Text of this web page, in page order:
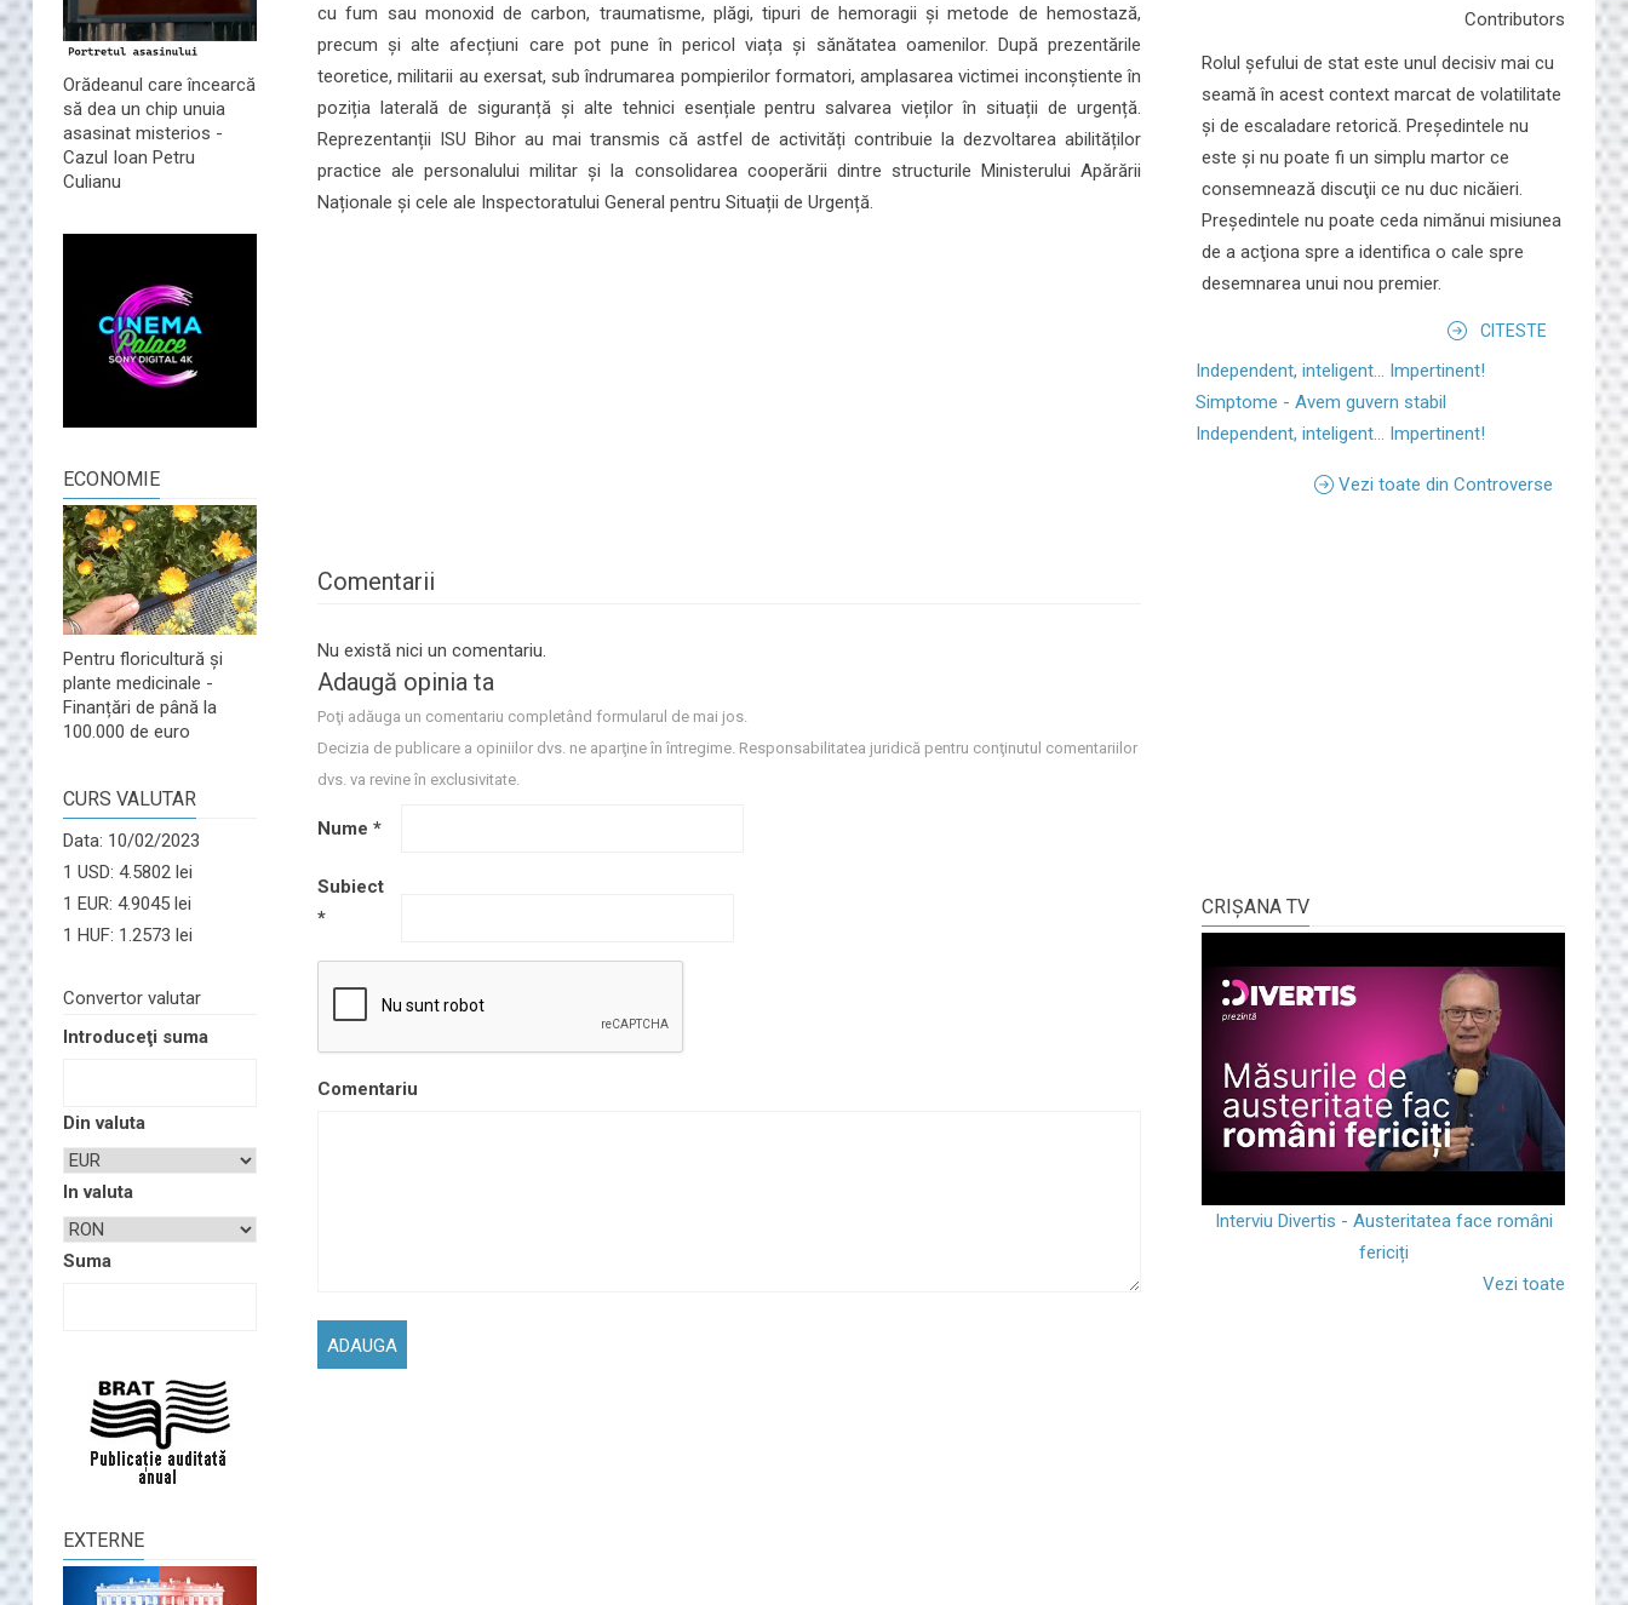
Orădeanul care încearcă
să dea un chip unuia
asasinat misterios -
Cazul Ioan Petru
Culianu
ECONOMIE
Pentru floricultură și
plante medicinale -
Finanțări de până la
100.000 de euro
CURS VALUTAR
Data: 10/02/2023
1 USD: 4.5802 lei
1 EUR: 4.9045 lei
1 HUF: 1.2573 lei
Convertor valutar
Introduceţi suma
Din valuta
In valuta
Suma
EXTERNE
cu fum sau monoxid de carbon, traumatisme, plăgi, tipuri de hemoragii și metode de hemostază,
precum și alte afecțiuni care pot pune în pericol viața și sănătatea oamenilor. După prezentările
teoretice, militarii au exersat, sub îndrumarea pompierilor formatori, amplasarea victimei inconștiente în
poziția laterală de siguranță și alte tehnici esențiale pentru salvarea vieților în situații de urgență.
Reprezentanții ISU Bihor au mai transmis că astfel de activități contribuie la dezvoltarea abilităților
practice ale personalului militar și la consolidarea cooperării dintre structurile Ministerului Apărării
Naționale și cele ale Inspectoratului General pentru Situații de Urgență.
Comentarii
Nu există nici un comentariu.
Adaugă opinia ta
Poţi adăuga un comentariu completând formularul de mai jos.
Decizia de publicare a opiniilor dvs. ne aparţine în întregime. Responsabilitatea juridică pentru conţinutul comentariilor
dvs. va revine în exclusivitate.
Nume *
Subiect
*
Comentariu
Contributors
Rolul şefului de stat este unul decisiv mai cu
seamă în acest context marcat de volatilitate
şi de escaladare retorică. Preşedintele nu
este şi nu poate fi un simplu martor ce
consemnează discuţii ce nu duc nicăieri.
Preşedintele nu poate ceda nimănui misiunea
de a acţiona spre a identifica o cale spre
desemnarea unui nou premier.
CITESTE
Independent, inteligent... Impertinent!
Simptome - Avem guvern stabil
Independent, inteligent... Impertinent!
Vezi toate din Controverse
CRIŞANA TV
Interviu Divertis - Austeritatea face români
fericiți
Vezi toate